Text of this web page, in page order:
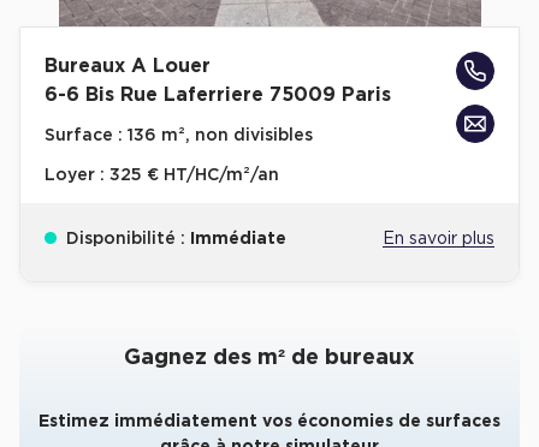
Logistique urbaine
Entrepôts Messagerie
Entrepôts logistique classe A
Location de Commerces
Location de Commerces à Bordeaux
Bureaux A Louer
6-6 Bis Rue Laferriere 75009 Paris
Surface : 136 m², non divisibles
Loyer : 325 € HT/HC/m²/an
Disponibilité : Immédiate En savoir plus
Gagnez des m² de bureaux
Estimez immédiatement vos économies de surfaces